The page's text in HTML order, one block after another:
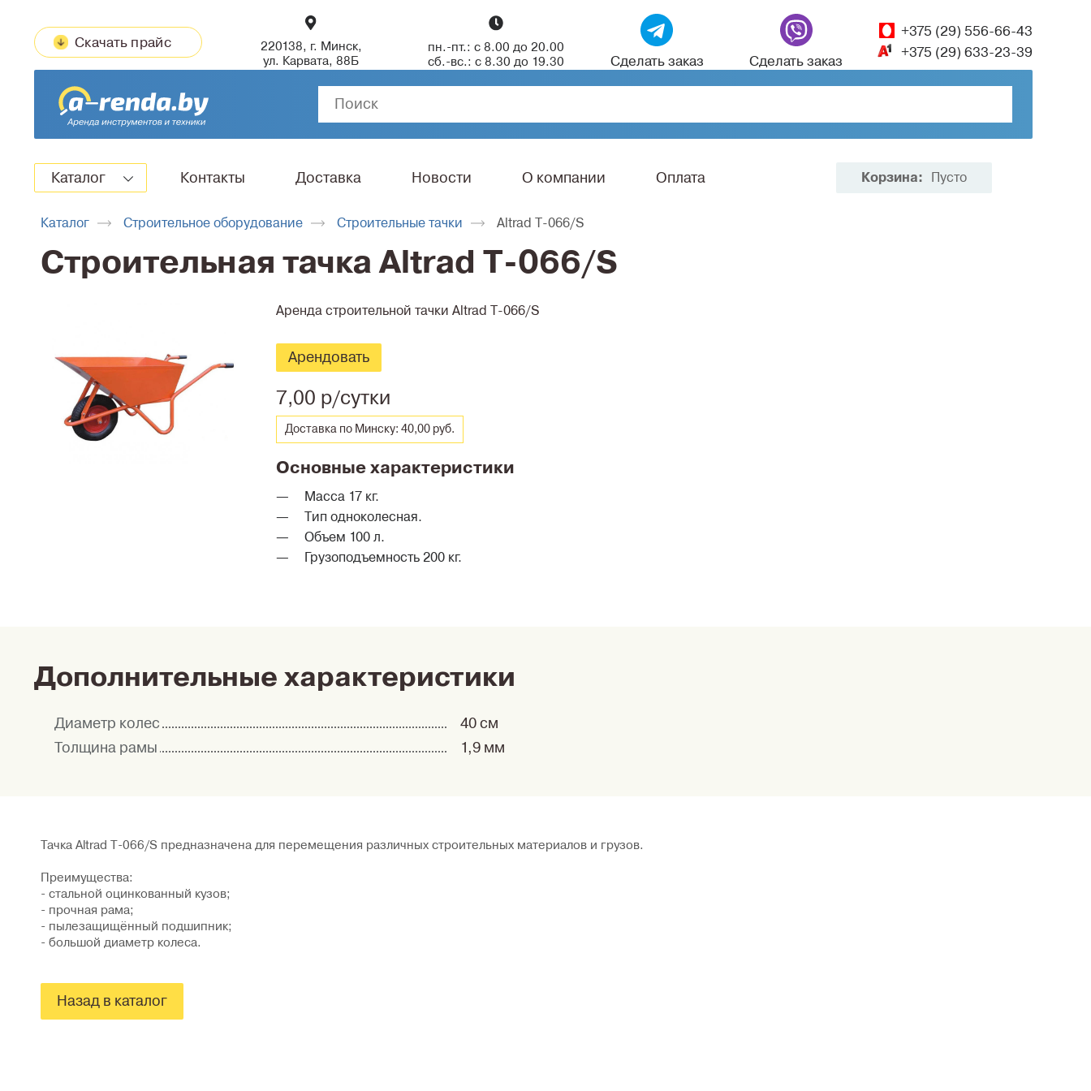
Скачать прайс
220138, г. Минск,
ул. Карвата, 88Б
пн.-пт.: с 8.00 до 20.00
сб.-вс.: с 8.30 до 19.30
Сделать заказ Сделать заказ
+375 (29) 556-66-43
+375 (29) 633-23-39
Каталог Контакты Доставка Новости О компании Оплата Корзина: Пусто
Каталог Строительное оборудование Строительные тачки Altrad T-066/S
Строительная тачка Altrad T-066/S
Аренда строительной тачки Altrad T-066/S
Арендовать
7,00 р/сутки
Доставка по Минску: 40,00 руб.
Основные характеристики
Масса 17 кг.
Тип одноколесная.
Объем 100 л.
Грузоподъемность 200 кг.
Дополнительные характеристики
Диаметр колес
40 см
Толщина рамы
1,9 мм
Тачка Altrad T-066/S предназначена для перемещения различных строительных материалов и грузов.
Преимущества:
- cтальной оцинкованный кузов;
- прочная рама;
- пылезащищённый подшипник;
- большой диаметр колеса.
Назад в каталог